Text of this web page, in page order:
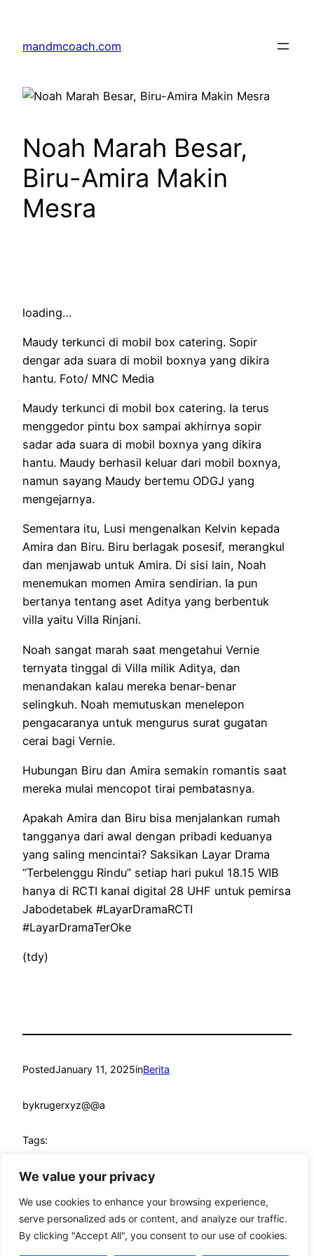
We value your privacy
We use cookies to enhance your browsing experience,
serve personalized ads or content, and analyze our traffic.
By clicking "Accept All", you consent to our use of cookies.
content
mandmcoach.com
Noah Marah Besar,
Biru-Amira Makin
Mesra
loading…
Maudy terkunci di mobil box catering. Sopir
dengar ada suara di mobil boxnya yang dikira
hantu. Foto/ MNC Media
Maudy terkunci di mobil box catering. Ia terus
menggedor pintu box sampai akhirnya sopir
sadar ada suara di mobil boxnya yang dikira
hantu. Maudy berhasil keluar dari mobil boxnya,
namun sayang Maudy bertemu ODGJ yang
mengejarnya.
Sementara itu, Lusi mengenalkan Kelvin kepada
Amira dan Biru. Biru berlagak posesif, merangkul
dan menjawab untuk Amira. Di sisi lain, Noah
menemukan momen Amira sendirian. Ia pun
bertanya tentang aset Aditya yang berbentuk
villa yaitu Villa Rinjani.
Noah sangat marah saat mengetahui Vernie
ternyata tinggal di Villa milik Aditya, dan
menandakan kalau mereka benar-benar
selingkuh. Noah memutuskan menelepon
pengacaranya untuk mengurus surat gugatan
cerai bagi Vernie.
Hubungan Biru dan Amira semakin romantis saat
mereka mulai mencopot tirai pembatasnya.
Apakah Amira dan Biru bisa menjalankan rumah
tangganya dari awal dengan pribadi keduanya
yang saling mencintai? Saksikan Layar Drama
“Terbelenggu Rindu” setiap hari pukul 18.15 WIB
hanya di RCTI kanal digital 28 UHF untuk pemirsa
Jabodetabek #LayarDramaRCTI
#LayarDramaTerOke
(tdy)
PostedJanuary 11, 2025inBerita
bykrugerxyz@@a
Tags: